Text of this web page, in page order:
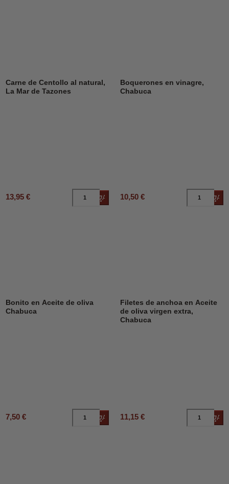
Carne de Centollo al natural,
La Mar de Tazones
13,95 € Añadir al carrito
Boquerones en vinagre,
Chabuca
10,50 €
Bonito en Aceite de oliva
Chabuca
7,50 € Añadir al carrito
Filetes de anchoa en Aceite
de oliva virgen extra,
Chabuca
11,15 €